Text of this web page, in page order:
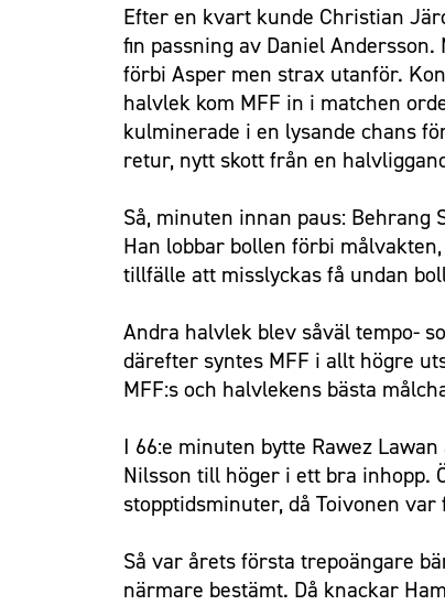
Efter en kvart kunde Christian
fin passning av Daniel
förbi Asper men strax utanför.
halvlek kom MFF in i matchen
kulminerade i en lysande chans
retur, nytt skott från en
Så, minuten innan paus:
Han lobbar bollen förbi
tillfälle att misslyckas få undan
Andra halvlek blev såväl tempo-
därefter syntes MFF i allt högre
MFF:s och halvlekens bästa
I 66:e minuten bytte Rawez
Nilsson till höger i ett bra inhopp.
stopptidsminuter, då Toivonen
Så var årets första trepoängare
närmare bestämt. Då knackar